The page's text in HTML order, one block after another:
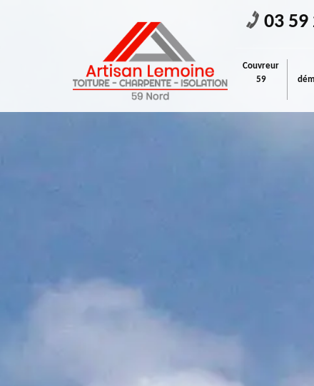
03 59
Couvreur
59